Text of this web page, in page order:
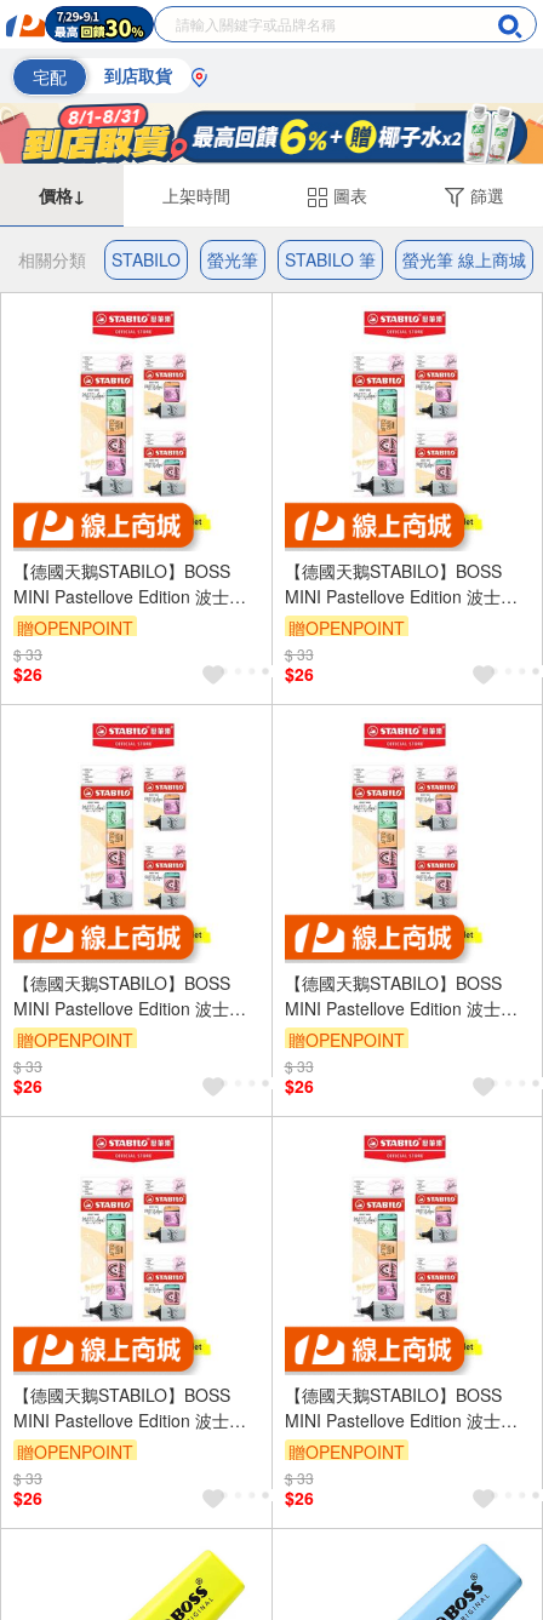
宅配 到店取貨
價格↓ 上架時間 圖表 篩選
相關分類 STABILO 螢光筆 STABILO 筆 螢光筆 線上商城
【德國天鵝STABILO】BOSS
MINI Pastellove Edition 波士馬
卡龍色迷你螢光筆 好攜帶輕巧
ST0703-49
贈OPENPOINT
$ 33
$26
【德國天鵝STABILO】BOSS
MINI Pastellove Edition 波士馬
卡龍色迷你螢光筆 好攜帶輕巧
ST0703-59
贈OPENPOINT
$ 33
$26
【德國天鵝STABILO】BOSS
MINI Pastellove Edition 波士馬
卡龍色迷你螢光筆 好攜帶輕巧
ST0706-27
贈OPENPOINT
$ 33
$26
【德國天鵝STABILO】BOSS
MINI Pastellove Edition 波士馬
卡龍色迷你螢光筆 好攜帶輕巧
ST0706-29
贈OPENPOINT
$ 33
$26
【德國天鵝STABILO】BOSS
MINI Pastellove Edition 波士馬
卡龍色迷你螢光筆 好攜帶輕巧
ST0703-47
贈OPENPOINT
$ 33
$26
【德國天鵝STABILO】BOSS
MINI Pastellove Edition 波士馬
卡龍色迷你螢光筆 好攜帶輕巧
ST0703-57
贈OPENPOINT
$ 33
$26